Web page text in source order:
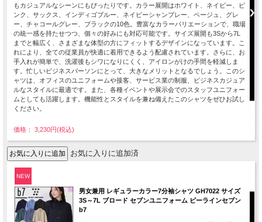
もカジュアルなシーンにもぴったりです。カラー展開はホワイト、ネイビー、ピ
ンク、サックス、インディゴブルー、ネイビーシャンブレー、ベージュ、グレ
ー、チャコールグレー、ブラックの10色。豊富なカラーバリエーションで、職場
の統一感を持たせつつ、個々の好みにも対応可能です。サイズ展開も3Sから7L
までと幅広く、さまざまな体型の方にフィットするデザインになっています。こ
れにより、全ての従業員が快適に着用できるよう配慮されています。さらに、お
手入れが簡単で、洗濯後もシワになりにくく、アイロンがけの手間を軽減しま
す。忙しいビジネスパーソンにとって、大きなメリットとなるでしょう。このシ
ャツは、オフィスのユニフォームや接客、サービス業の制服、ビジネスカジュア
ルなスタイルに最適です。また、各種イベントや展示会でのスタッフユニフォー
ムとしても活躍します。機能性とスタイルを兼ね備えたこのシャツをぜひお試し
ください。
価格： 3,230円(税込)
お気に入りに追加済
NEW
男女兼用 レギュラーカラー7分袖シャツ GH7022 サイズ
3S～7L ブロード セブンユニフォーム ビーラインセブン
b7